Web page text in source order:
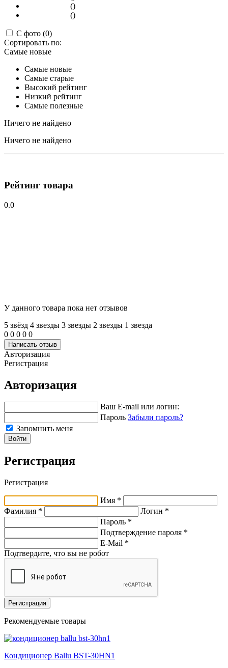
()
()
С фото (0)
Сортировать по:
Самые новые
Самые новые
Самые старые
Высокий рейтинг
Низкий рейтинг
Самые полезные
Ничего не найдено
Ничего не найдено
Рейтинг товара
0.0
У данного товара пока нет отзывов
5 звёзд 4 звeзды 3 звeзды 2 звeзды 1 звeзда
0 0 0 0 0
Написать отзыв
Авторизация
Регистрация
Авторизация
Ваш E-mail или логин:
Пароль Забыли пароль?
Запомнить меня
Войти
Регистрация
Регистрация
Имя *
Фамилия *
Логин *
Пароль *
Подтверждение пароля *
E-Mail *
Подтвердите, что вы не робот
Регистрация
Рекомендуемые товары
Кондиционер Ballu BST-30HN1